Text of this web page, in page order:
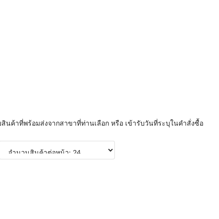
ค้าที่พร้อมส่งจากสาขาที่ท่านเลือก หรือ เข้ารับวันที่ระบุในคำสั่งซื้อ